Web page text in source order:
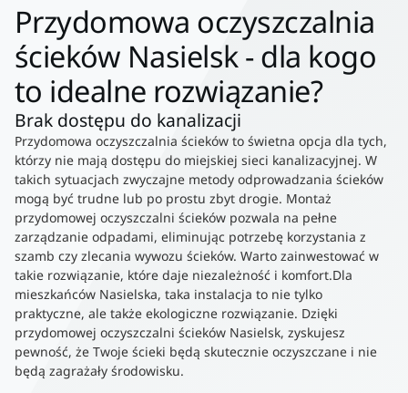
Przydomowa oczyszczalnia
ścieków Nasielsk - dla kogo
to idealne rozwiązanie?
Brak dostępu do kanalizacji
Przydomowa oczyszczalnia ścieków to świetna opcja dla tych,
którzy nie mają dostępu do miejskiej sieci kanalizacyjnej. W
takich sytuacjach zwyczajne metody odprowadzania ścieków
mogą być trudne lub po prostu zbyt drogie. Montaż
przydomowej oczyszczalni ścieków pozwala na pełne
zarządzanie odpadami, eliminując potrzebę korzystania z
szamb czy zlecania wywozu ścieków. Warto zainwestować w
takie rozwiązanie, które daje niezależność i komfort.Dla
mieszkańców Nasielska, taka instalacja to nie tylko
praktyczne, ale także ekologiczne rozwiązanie. Dzięki
przydomowej oczyszczalni ścieków Nasielsk, zyskujesz
pewność, że Twoje ścieki będą skutecznie oczyszczane i nie
będą zagrażały środowisku.